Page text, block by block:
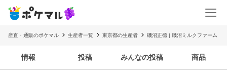
産直・通販のポケマル 生産者一覧 東京都の生産者 磯沼正徳 | 磯沼ミルクファーム
情報 投稿 みんなの投稿 商品